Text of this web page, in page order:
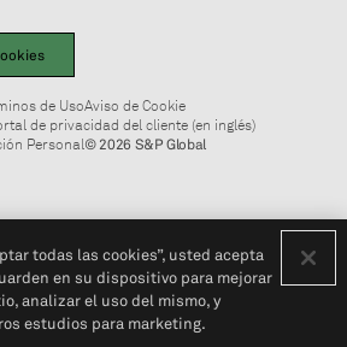
de UsoAviso de Cookie
de privacidad del cliente (en inglés)
Personal© 2026 S&P Global
todas las cookies”, usted acepta
en su dispositivo para mejorar
analizar el uso del mismo, y
estudios para marketing.